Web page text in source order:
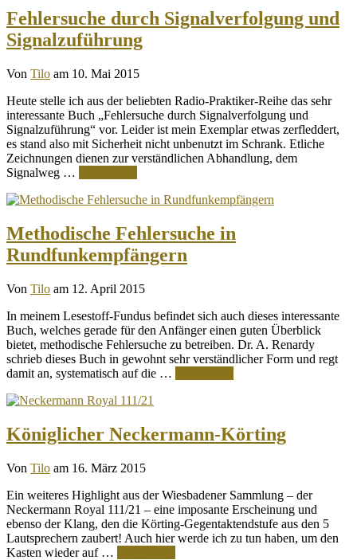
Fehlersuche durch Signalverfolgung und
Signalzuführung
Von Tilo am 10. Mai 2015
Heute stelle ich aus der beliebten Radio-Praktiker-Reihe das sehr
interessante Buch „Fehlersuche durch Signalverfolgung und
Signalzuführung“ vor. Leider ist mein Exemplar etwas zerfleddert,
es stand also mit Sicherheit nicht unbenutzt im Schrank. Etliche
Zeichnungen dienen zur verständlichen Abhandlung, dem
Signalweg …
Methodische Fehlersuche in
Rundfunkempfängern
Von Tilo am 12. April 2015
In meinem Lesestoff-Fundus befindet sich auch dieses interessante
Buch, welches gerade für den Anfänger einen guten Überblick
bietet, methodische Fehlersuche zu betreiben. Dr. A. Renardy
schrieb dieses Buch in gewohnt sehr verständlicher Form und regt
damit an, systematisch auf die …
Königlicher Neckermann-Körting
Von Tilo am 16. März 2015
Ein weiteres Highlight aus der Wiesbadener Sammlung – der
Neckermann Royal 111/21 – eine imposante Erscheinung und
ebenso der Klang, den die Körting-Gegentaktendstufe aus den 5
Lautsprechern zaubert! Auch hier werde ich zu tun haben, um den
Kasten wieder auf …